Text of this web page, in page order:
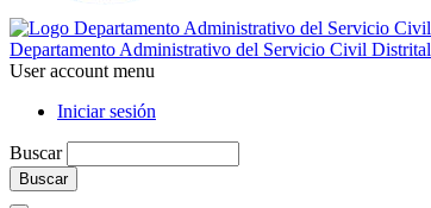
Departamento Administrativo del Servicio Civil Distrital
User account menu
Iniciar sesión
Buscar